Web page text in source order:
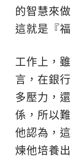
的智慧來
這就是『福
工作上，
言，在銀
多壓力，
係，所以
他認為，
煉他培養